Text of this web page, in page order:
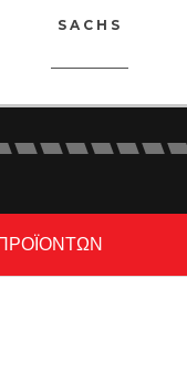
SACHS